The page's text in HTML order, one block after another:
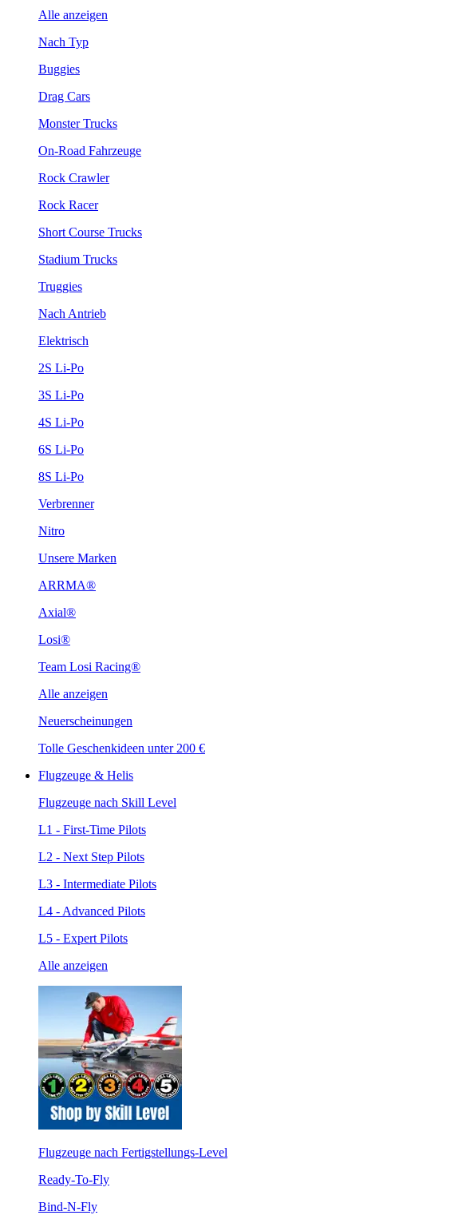
Alle anzeigen
Nach Typ
Buggies
Drag Cars
Monster Trucks
On-Road Fahrzeuge
Rock Crawler
Rock Racer
Short Course Trucks
Stadium Trucks
Truggies
Nach Antrieb
Elektrisch
2S Li-Po
3S Li-Po
4S Li-Po
6S Li-Po
8S Li-Po
Verbrenner
Nitro
Unsere Marken
ARRMA®
Axial®
Losi®
Team Losi Racing®
Alle anzeigen
Neuerscheinungen
Tolle Geschenkideen unter 200 €
Flugzeuge & Helis
Flugzeuge nach Skill Level
L1 - First-Time Pilots
L2 - Next Step Pilots
L3 - Intermediate Pilots
L4 - Advanced Pilots
L5 - Expert Pilots
Alle anzeigen
Flugzeuge nach Fertigstellungs-Level
Ready-To-Fly
Bind-N-Fly